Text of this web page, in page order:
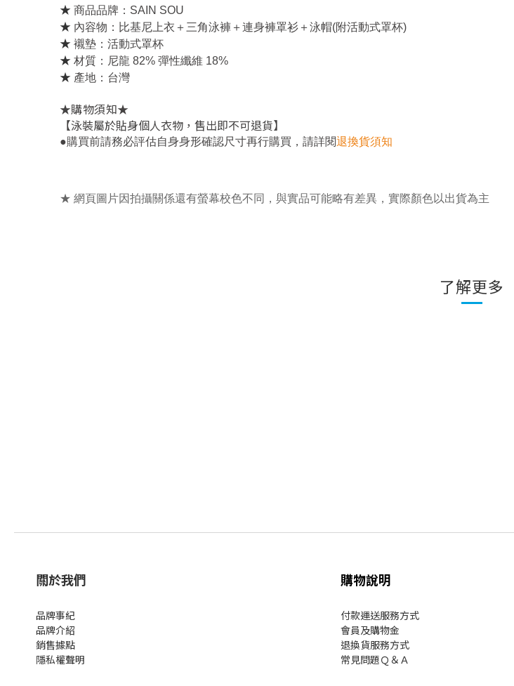
★ 商品品牌：SAIN SOU
★ 內容物：比基尼上衣＋三角泳褲＋連身褲罩衫＋泳帽(附活動式罩杯)
★ 襯墊：活動式罩杯
★ 材質：尼龍 82% 彈性纖維 18%
★ 產地：台灣
★購物須知★
【泳裝屬於貼身個人衣物，售出即不可退貨】
●購買前請務必評估自身身形確認尺寸再行購買 ， 請詳閱退換貨須知
★ 網頁圖片因拍攝關係還有螢幕校色不同，與實品可能略有差異，實際顏色以出貨為主
了解更多
關於我們
品牌事紀
品牌介紹
銷售據點
隱私權聲明
購物說明
付款運送服務方式
會員及購物金
退換貨服務方式
常見問題Ｑ＆Ａ